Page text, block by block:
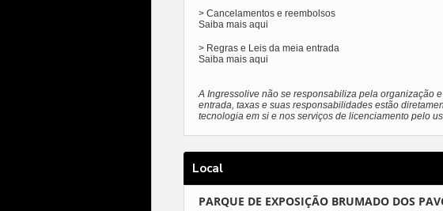
> Cancelamentos e reembolsos
Saiba mais aqui
> Regras e Leis da meia entrada
Saiba mais aqui
A Ingressolive não se responsabiliza pela organização
entrada, taxas e suas responsabilidades estão
tecnologia em si e nos serviços de licenciamento pelo
Local
PARQUE DE EXPOSIÇÃO BRUMADO DOS